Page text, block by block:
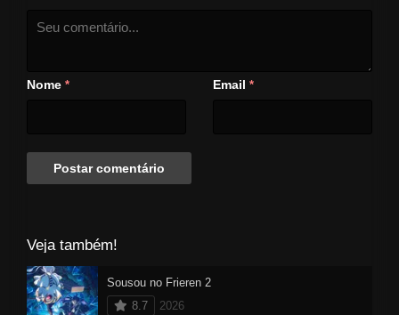
Nome * Email *
Veja também!
Sousou no Frieren 2
8.7
2026